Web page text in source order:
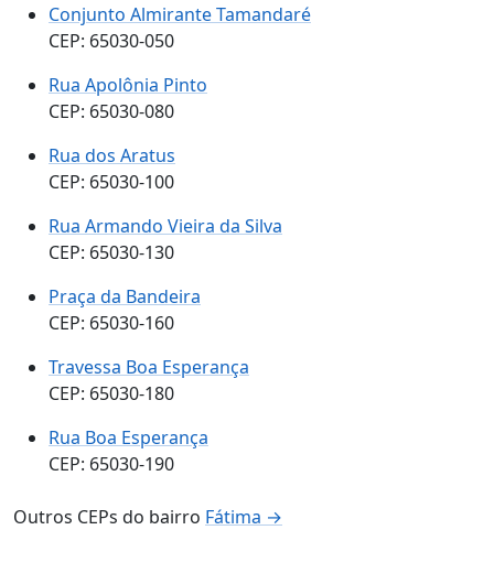
Conjunto Almirante Tamandaré
CEP: 65030-050
Rua Apolônia Pinto
CEP: 65030-080
Rua dos Aratus
CEP: 65030-100
Rua Armando Vieira da Silva
CEP: 65030-130
Praça da Bandeira
CEP: 65030-160
Travessa Boa Esperança
CEP: 65030-180
Rua Boa Esperança
CEP: 65030-190
Outros CEPs do bairro Fátima →